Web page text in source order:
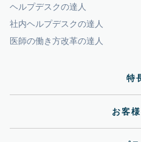
ヘルプデスクの達人
社内ヘルプデスクの達人
医師の働き方改革の達人
特
お客